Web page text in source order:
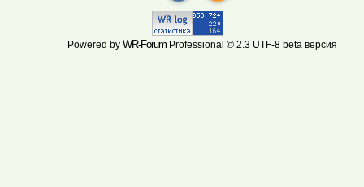
Powered by WR-ForumProfessional © 2.3 UTF-8 beta версия